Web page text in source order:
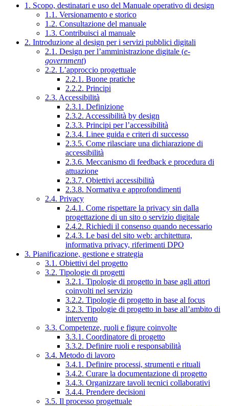
1. Scopo, destinatari e uso del Manuale operativo di design
1.1. Versionamento e storico
1.2. Consultazione del manuale
1.3. Contribuisci al manuale
2. Introduzione al design per i servizi pubblici digitali
2.1. Design per l’amministrazione digitale (e-
government)
2.2. L’approccio progettuale
2.2.1. Buone pratiche
2.2.2. Principi
2.3. Accessibilità
2.3.1. Definizione
2.3.2. Accessibilità by design
2.3.3. Principi per l’accessibilità
2.3.4. Linee guida e criteri di successo
2.3.5. Come rilasciare una dichiarazione di
accessibilità
2.3.6. Meccanismo di feedback e procedura di
attuazione
2.3.7. Obiettivi accessibilità
2.3.8. Normativa e approfondimenti
2.4. Privacy
2.4.1. Come rispettare la privacy sin dalla
progettazione di un sito o servizio digitale
2.4.2. Richiedi il consenso quando necessario
2.4.3. Le basi del sito web: architettura,
informativa privacy, riferimenti DPO
3. Pianificazione, gestione e strategia
3.1. Obiettivi del progetto
3.2. Tipologie di progetti
3.2.1. Tipologie di progetto in base agli attori
coinvolti nel servizio
3.2.2. Tipologie di progetto in base al focus
3.2.3. Tipologie di progetto in base all’ambito di
intervento
3.3. Competenze, ruoli e figure coinvolte
3.3.1. Coordinatore di progetto
3.3.2. Definire ruoli e responsabilità
3.4. Metodo di lavoro
3.4.1. Definire processi, strumenti e rituali
3.4.2. Curare la documentazione di progetto
3.4.3. Organizzare tavoli tecnici collaborativi
3.4.4. Prendere decisioni
3.5. Il processo progettuale